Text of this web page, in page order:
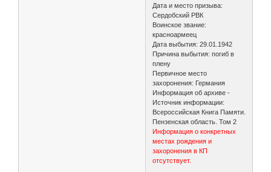
Дата и место призыва:
Сердобский РВК
Воинское звание:
красноармеец
Дата выбытия: 29.01.1942
Причина выбытия: погиб в
плену
Первичное место
захоронения: Германия
Информация об архиве -
Источник информации:
Всероссийская Книга Памяти.
Пензенская область. Том 2
Информация о конкретных
местах рождения и
захоронения в КП
отсутствует.